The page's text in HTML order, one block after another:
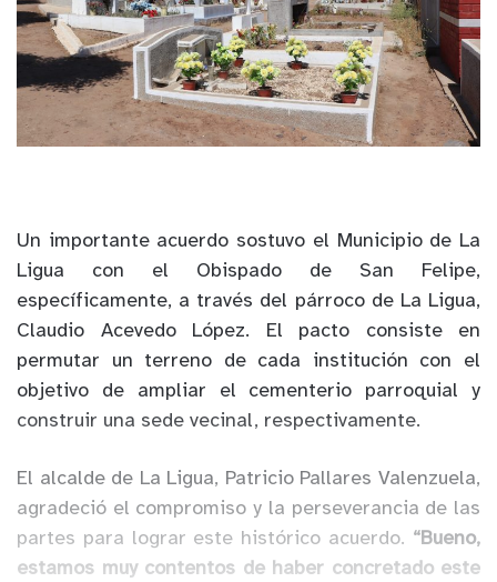
Un importante acuerdo sostuvo el Municipio de La
Ligua con el Obispado de San Felipe,
específicamente, a través del párroco de La Ligua,
Claudio Acevedo López. El pacto consiste en
permutar un terreno de cada institución con el
objetivo de ampliar el cementerio parroquial y
construir una sede vecinal, respectivamente.
El alcalde de La Ligua, Patricio Pallares Valenzuela,
agradeció el compromiso y la perseverancia de las
partes para lograr este histórico acuerdo. “Bueno,
estamos muy contentos de haber concretado este